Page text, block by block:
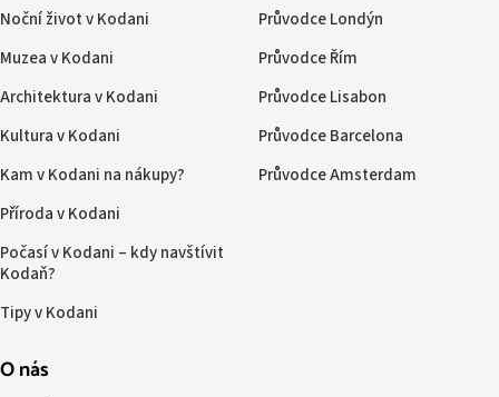
Noční život v Kodani
Muzea v Kodani
Architektura v Kodani
Kultura v Kodani
Kam v Kodani na nákupy?
Příroda v Kodani
Počasí v Kodani – kdy navštívit
Kodaň?
Tipy v Kodani
Průvodce Londýn
Průvodce Řím
Průvodce Lisabon
Průvodce Barcelona
Průvodce Amsterdam
O nás